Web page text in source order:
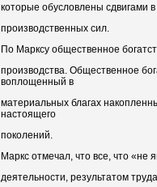
которые обусловлены сдвигами
производственных сил.
По Марксу общественное
производства. Общественное
воплощенный в
материальных благах
настоящего
поколений.
Маркс отмечал, что все, что «не
деятельности, результатом